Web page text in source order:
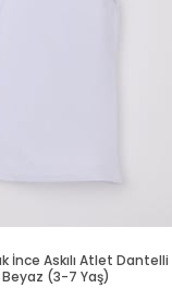
İnce Askılı Atlet Dantelli
Beyaz (3-7 Yaş)